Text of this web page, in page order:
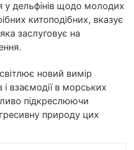
у дельфінів щодо молодих
китоподібних, вказує
заслуговує на
новий вимір
і взаємодії в морських
підкреслюючи
природу цих